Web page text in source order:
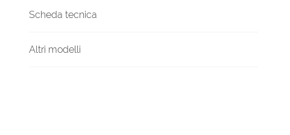
Scheda tecnica
Altri modelli